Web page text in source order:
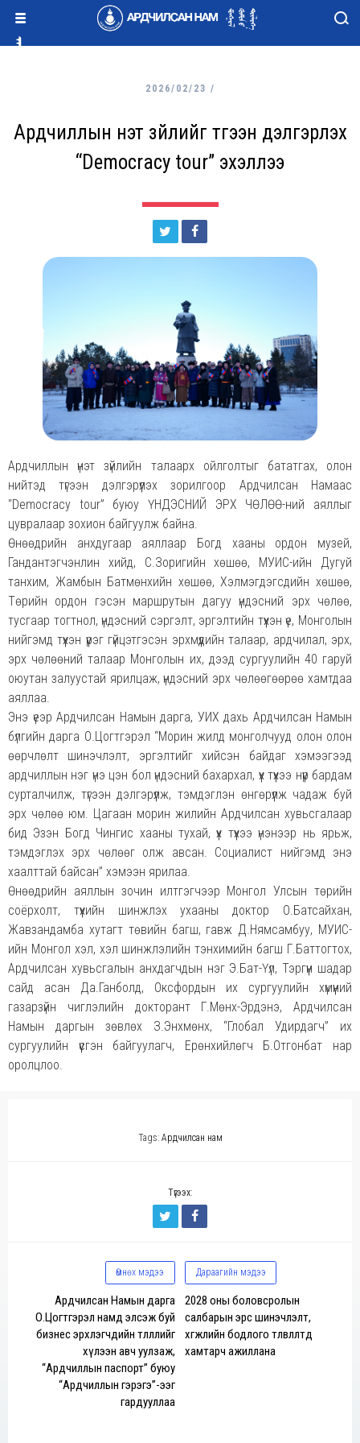
2026/02/23 /
Ардчиллын үнэт зүйлийг түгээн дэлгэрүүлэх
“Democracy tour” эхэллээ
Aрдчиллын үнэт зүйлийн талаарх ойлголтыг бататгах, олон
нийтэд түгээн дэлгэрүүлэх зорилгоор Ардчилсан Намаас
"Democracy tour” буюу ҮНДЭСНИЙ ЭРХ ЧӨЛӨӨ-ний аяллыг
цувралаар зохион байгуулж байна.
Өнөөдрийн анхдугаар аяллаар Богд хааны ордон музей,
Гандантэгчэнлин хийд, С.Зоригийн хөшөө, МУИС-ийн Дугуй
танхим, Жамбын Батмөнхийн хөшөө, Хэлмэгдэгсдийн хөшөө,
Төрийн ордон гэсэн маршрутын дагуу үндэсний эрх чөлөө,
тусгаар тогтнол, үндэсний сэргэлт, эргэлтийн түүхэн үе, Монголын
нийгэмд түүхэн үүрэг гүйцэтгэсэн эрхмүүдийн талаар, ардчилал, эрх,
эрх чөлөөний талаар Монголын их, дээд сургуулийн 40 гаруй
оюутан залуустай ярилцаж, үндэсний эрх чөлөөгөөрөө хамтдаа
аяллаа.
Энэ үеэр Ардчилсан Намын дарга, УИХ дахь Ардчилсан Намын
бүлгийн дарга О.Цогтгэрэл “Морин жилд монголчууд олон олон
өөрчлөлт шинэчлэлт, эргэлтийг хийсэн байдаг хэмээгээд
ардчиллын нэг үнэ цэн бол үндэсний бахархал, үүх түүхээ нүүр бардам
сурталчилж, түгээн дэлгэрүүлж, тэмдэглэн өнгөрүүлж чадаж буй
эрх чөлөө юм. Цагаан морин жилийн Ардчилсан хувьсгалаар
бид Эзэн Богд Чингис хааны тухай, үүх түүхээ үнэнээр нь ярьж,
тэмдэглэх эрх чөлөөг олж авсан. Социалист нийгэмд энэ
хаалттай байсан” хэмээн ярилаа.
Өнөөдрийн аяллын зочин илтгэгчээр Монгол Улсын төрийн
соёрхолт, түүхийн шинжлэх ухааны доктор О.Батсайхан,
Жавзандамба хутагт төвийн багш, гавж Д.Нямсамбуу, МУИС-
ийн Монгол хэл, хэл шинжлэлийн тэнхимийн багш Г.Баттогтох,
Ардчилсан хувьсгалын анхдагчдын нэг Э.Бат-Үүл, Тэргүүн шадар
сайд асан Да.Ганболд, Оксфордын их сургуулийн хүмүүний
газарзүйн чиглэлийн докторант Г.Мөнх-Эрдэнэ, Ардчилсан
Намын даргын зөвлөх З.Энхмөнх, “Глобал Удирдагч” их
сургуулийн үүсгэн байгуулагч, Ерөнхийлөгч Б.Отгонбат нар
оролцлоо.
Tags: Ардчилсан нам
Түгээх:
Өмнөх мэдээ
Ардчилсан Намын дарга
О.Цогтгэрэл намд элсэж буй
бизнес эрхлэгчдийн төлөөллийг
хүлээн авч уулзаж,
“Ардчиллын паспорт” буюу
“Ардчиллын гэрэгэ”-ээг
гардууллаа
Дараагийн мэдээ
2028 оны боловсролын
салбарын эрс шинэчлэлт,
хөгжлийн бодлого төлөвлөлтөд
хамтарч ажиллана